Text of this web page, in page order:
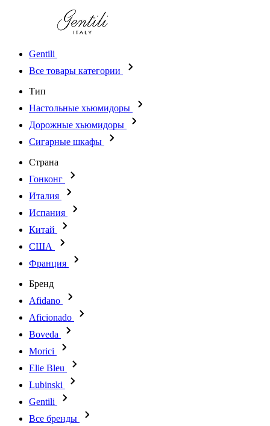
Gentili
Все товары категории
Тип
Настольные хьюмидоры
Дорожные хьюмидоры
Сигарные шкафы
Страна
Гонконг
Италия
Испания
Китай
США
Франция
Бренд
Afidano
Aficionado
Boveda
Morici
Elie Bleu
Lubinski
Gentili
Все бренды